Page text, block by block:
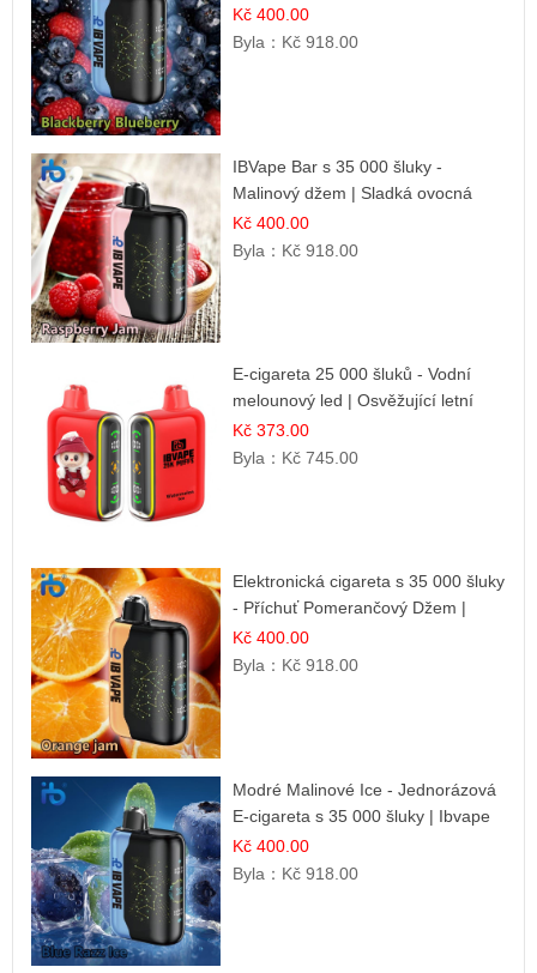
Intenzivní lesní směs
Kč 400.00
Byla： Kč 918.00
IBVape Bar s 35 000 šluky -
Malinový džem | Sladká ovocná
příchuť
Kč 400.00
Byla： Kč 918.00
E-cigareta 25 000 šluků - Vodní
melounový led | Osvěžující letní
příchuť
Kč 373.00
Byla： Kč 745.00
Elektronická cigareta s 35 000 šluky
- Příchuť Pomerančový Džem |
Dlouhotrvající zážitek
Kč 400.00
Byla： Kč 918.00
Modré Malinové Ice - Jednorázová
E-cigareta s 35 000 šluky | Ibvape
Kč 400.00
Byla： Kč 918.00